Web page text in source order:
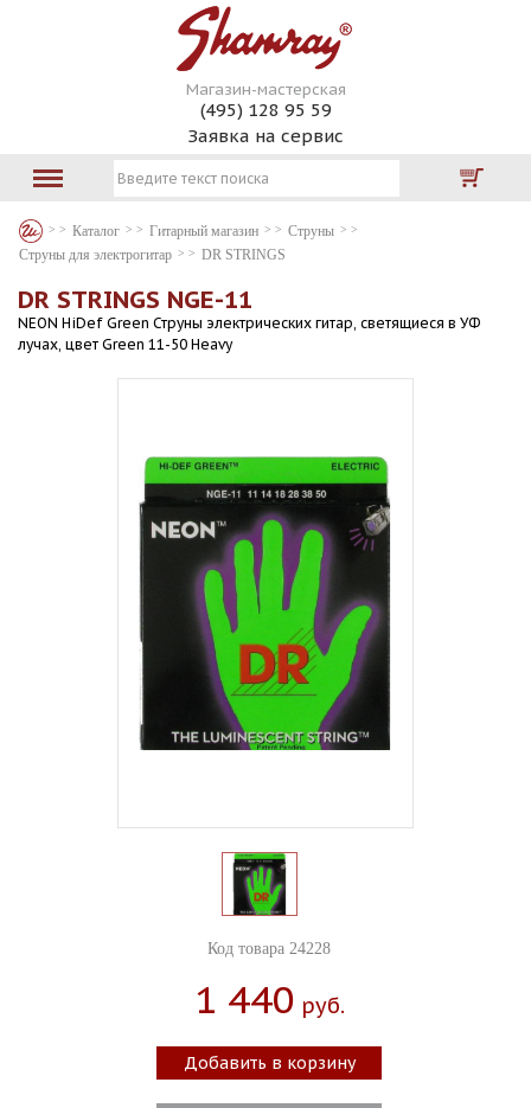
Магазин-мастерская
(495) 128 95 59
Заявка на сервис
Каталог Гитарный магазин
Струны
Струны для электрогитар
DR STRINGS
DR STRINGS NGE-11
NEON HiDef Green Струны электрических гитар, светящиеся в УФ
лучах, цвет Green 11-50 Heavy
Код товара 24228
1 440 Руб.
Добавить в корзину